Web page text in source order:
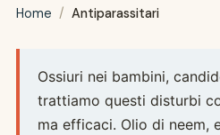
Home / Antiparassitari
Ossiuri nei bambini,
trattiamo questi disturbi
ma efficaci. Olio di neem,